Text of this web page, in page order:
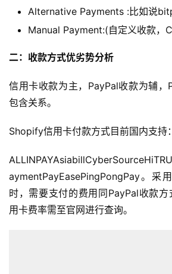
Alternative Payments :比如说
Manual Payment:(自定义收款，
二：收款方式优劣势分析
信用卡收款为主，PayPal收款为辅，
包含关系。
Shopify信用卡付款方式目前国内支持：
aymentPayEasePingPongPay。采
时，需要支付的费用同PayPal收款
用卡费率需至官网进行查询。